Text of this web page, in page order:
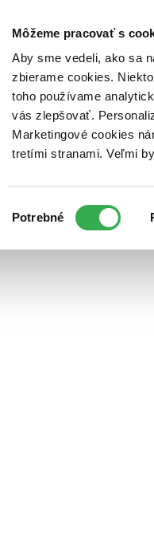
Môžeme pracovať s
Aby sme vedeli, ako sa
zbierame cookies.
toho používame
vás zlepšovať.
Marketingové cookies
tretími stranami. Veľmi
súhlasu
Potrebné
Poukážky Kontakt